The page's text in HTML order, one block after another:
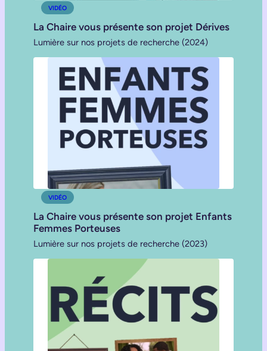
VIDÉO
La Chaire vous présente son projet Dérives
Lumière sur nos projets de recherche (2024)
VIDÉO
La Chaire vous présente son projet Enfants
Femmes Porteuses
Lumière sur nos projets de recherche (2023)